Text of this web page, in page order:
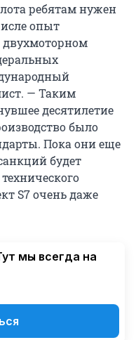
ребятам нужен
опыт
двухмоторном
— Таким
десятилетие
было
Пока они еще
будет
S7 очень даже
мы всегда на